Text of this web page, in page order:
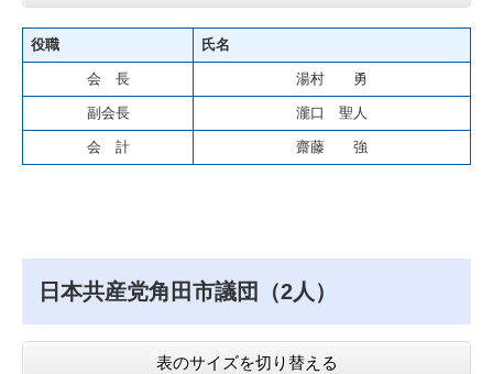
役職 氏名
会 長 湯村 勇
副会長 瀧口 聖人
会 計 齋藤 強
日本共産党角田市議団（2人）
表のサイズを切り替える